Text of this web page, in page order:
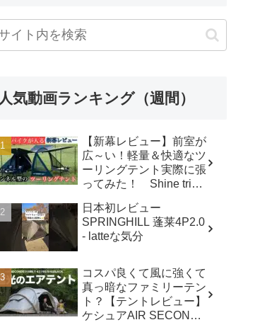
人気動画ランキング（週間）
【新幕レビュー】前室が
広～い！軽量＆快適なツ
ーリングテント実際に張
ってみた！ Shine trip
な気分
日本初レビュー
SPRINGHILL 蓬莱4P2.0
- latteな気分
コスパ良くて風に強くて
真っ暗なファミリーテン
ト？【テントレビュー】
ケシュアAIR SECONDS